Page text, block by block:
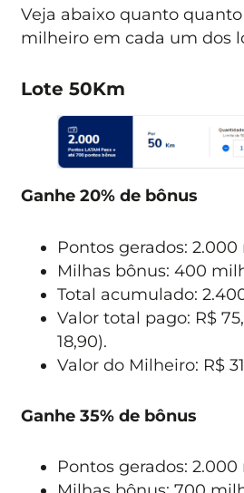
Veja abaixo quanto
milheiro em cada um dos
Lote 50Km
Ganhe 20% de bônus
Pontos gerados: 2.000
Milhas bônus: 400
Total acumulado:
Valor total pago: R$
18,90).
Valor do Milheiro: R$
Ganhe 35% de bônus
Pontos gerados: 2.000